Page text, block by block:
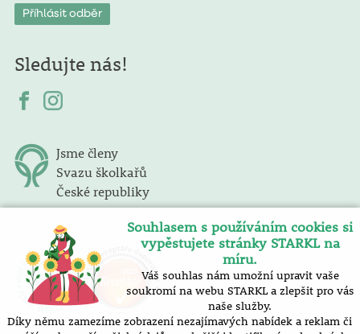
Sledujte nás!
Jsme členy
Svazu školkařů
České republiky
Souhlasem s používáním cookies si
vypěstujete stránky STARKL na
míru.
Váš souhlas nám umožní upravit vaše
soukromí na webu STARKL a zlepšit pro vás
naše služby.
Díky němu zamezíme zobrazení nezajímavých nabídek a reklam či